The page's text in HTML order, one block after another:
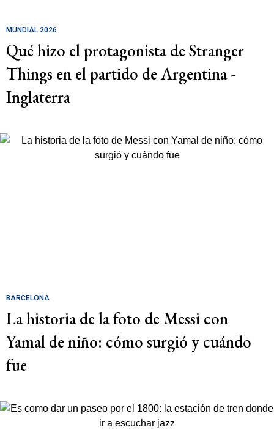
MUNDIAL 2026
Qué hizo el protagonista de Stranger
Things en el partido de Argentina -
Inglaterra
BARCELONA
La historia de la foto de Messi con
Yamal de niño: cómo surgió y cuándo
fue